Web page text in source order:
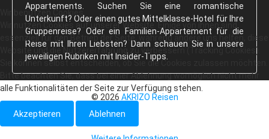
Appartements. Suchen Sie eine romantische
Unterkunft? Oder einen gutes Mittelklasse-Hotel für Ihre
Gruppenreise? Oder ein Familien-Appartement für die
Reise mit Ihren Liebsten? Dann schauen Sie in unsere
jeweiligen Rubriken mit Insider-Tipps.
© 2026 AKRIZO Reisen
Wir benutzen Cookies
Wir nutzen Cookies auf unserer Website. Einige von ihnen sind
essenziell für den Betrieb der Seite, während andere uns helfen, diese
Website und die Nutzererfahrung zu verbessern (Tracking Cookies).
Sie können selbst entscheiden, ob Sie die Cookies zulassen möchten.
Bitte beachten Sie, dass bei einer Ablehnung womöglich nicht mehr
alle Funktionalitäten der Seite zur Verfügung stehen.
Akzeptieren Ablehnen